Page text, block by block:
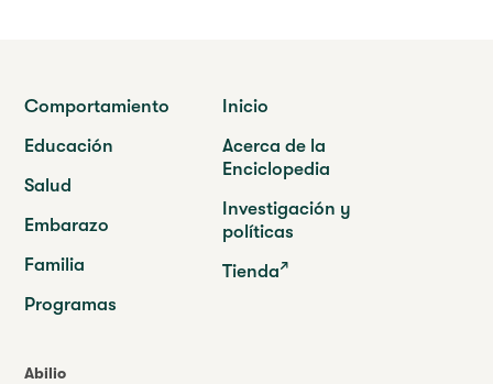
Abilio
Comportamiento
Educación
Salud
Embarazo
Familia
Programas
Inicio
Acerca de la
Enciclopedia
Investigación y
políticas
Tienda